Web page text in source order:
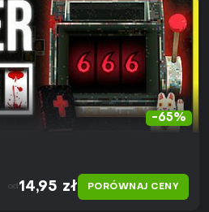
-65%
od 14,95 zł PORÓWNAJ CENY